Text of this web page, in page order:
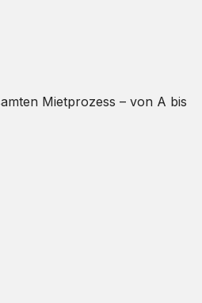
Mietprozess – von A bis